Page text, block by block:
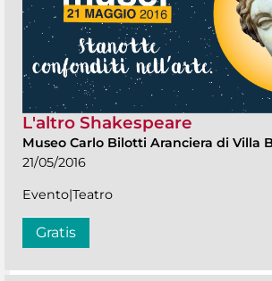
L'altro Shakespeare
Museo Carlo Bilotti Aranciera di Villa
21/05/2016
Evento|Teatro
Gratis